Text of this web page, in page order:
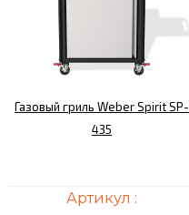
Газовый гриль Weber Spirit SP-
435
Артикул :